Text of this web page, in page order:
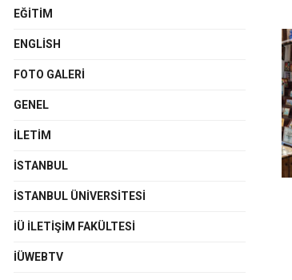
EĞITIM
ENGLISH
FOTO GALERI
GENEL
İLETIM
İSTANBUL
İSTANBUL ÜNIVERSITESI
İÜ İLETIŞIM FAKÜLTESI
İÜWEBTV